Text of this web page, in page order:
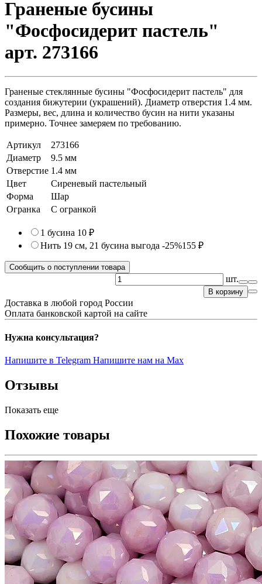
Граненые бусины
"Фосфосидерит пастель"
арт. 273166
Граненые стеклянные бусины "Фосфосидерит пастель" для
создания бижутерии (украшений). Диаметр отверстия 1.4 мм.
Размеры, вес, длина и количество бусин на нити указаны
примерно. Точнее замеряем по требованию.
Артикул
273166
Диаметр
9.5 мм
Отверстие 1.4 мм
Цвет
Сиреневый пастельный
Форма
Шар
Огранка
С огранкой
1 бусина 10 ₽
Нить 19 см, 21 бусина выгода -25%155 ₽
Сообщить о поступлении товара
шт.
В корзину
Доставка в любой город России
Оплата банковской картой на сайте
Нужна консультация?
Напишите в Telegram Напишите нам на Max
Отзывы
Показать еще
Похожие товары